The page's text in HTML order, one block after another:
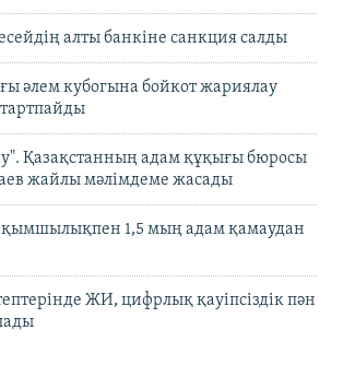
алты банкіне санкция салды
әлем кубогына бойкот жариялау
Қазақстанның адам құқығы бюросы
жайлы мәлімдеме жасады
1,5 мың адам қамаудан
ЖИ, цифрлық қауіпсіздік пән